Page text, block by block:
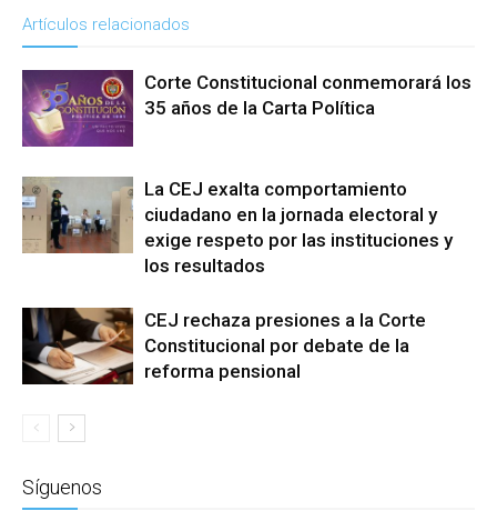
Artículos relacionados
Corte Constitucional conmemorará los
35 años de la Carta Política
La CEJ exalta comportamiento
ciudadano en la jornada electoral y
exige respeto por las instituciones y
los resultados
CEJ rechaza presiones a la Corte
Constitucional por debate de la
reforma pensional
Síguenos